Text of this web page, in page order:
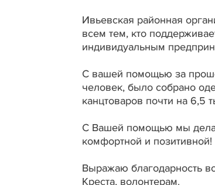
Ивьевская районная
всем тем, кто
индивидуальным
С вашей помощью за
человек, было собрано
канцтоваров почти на 6,5
С Вашей помощью мы
комфортной и позитивной!
Выражаю благодарность
Креста, волонтерам.